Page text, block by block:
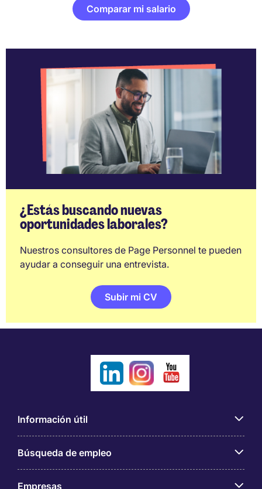
Comparar mi salario
¿Estás buscando nuevas
oportunidades laborales?
Nuestros consultores de Page Personnel te pueden
ayudar a conseguir una entrevista.
Subir mi CV
Información útil
Búsqueda de empleo
Empresas